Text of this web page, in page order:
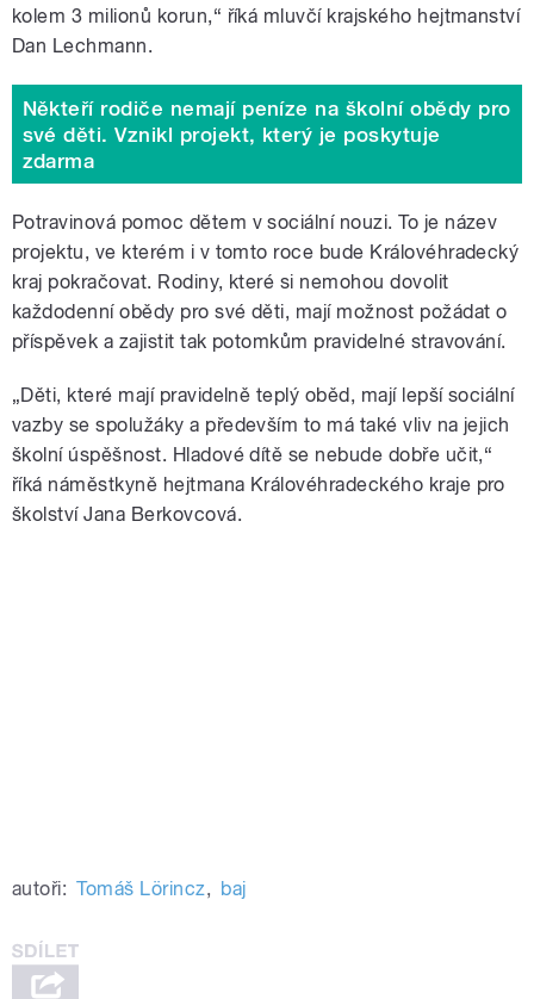
kolem 3 milionů korun,“ říká mluvčí krajského hejtmanství
Dan Lechmann.
Někteří rodiče nemají peníze na školní obědy pro
své děti. Vznikl projekt, který je poskytuje
zdarma
Potravinová pomoc dětem v sociální nouzi. To je název
projektu, ve kterém i v tomto roce bude Královéhradecký
kraj pokračovat. Rodiny, které si nemohou dovolit
každodenní obědy pro své děti, mají možnost požádat o
příspěvek a zajistit tak potomkům pravidelné stravování.
„Děti, které mají pravidelně teplý oběd, mají lepší sociální
vazby se spolužáky a především to má také vliv na jejich
školní úspěšnost. Hladové dítě se nebude dobře učit,“
říká náměstkyně hejtmana Královéhradeckého kraje pro
školství Jana Berkovcová.
autoři: Tomáš Lörincz, baj